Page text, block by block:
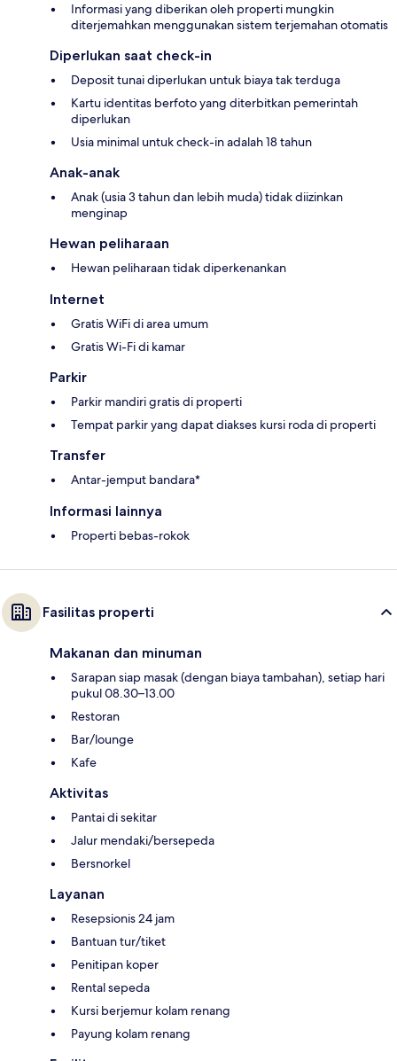
Informasi yang diberikan oleh properti mungkin
diterjemahkan menggunakan sistem terjemahan otomatis
Diperlukan saat check-in
Deposit tunai diperlukan untuk biaya tak terduga
Kartu identitas berfoto yang diterbitkan pemerintah
diperlukan
Usia minimal untuk check-in adalah 18 tahun
Anak-anak
Anak (usia 3 tahun dan lebih muda) tidak diizinkan
menginap
Hewan peliharaan
Hewan peliharaan tidak diperkenankan
Internet
Gratis WiFi di area umum
Gratis Wi-Fi di kamar
Parkir
Parkir mandiri gratis di properti
Tempat parkir yang dapat diakses kursi roda di properti
Transfer
Antar-jemput bandara*
Informasi lainnya
Properti bebas-rokok
Fasilitas properti
Makanan dan minuman
Sarapan siap masak (dengan biaya tambahan), setiap hari
pukul 08.30–13.00
Restoran
Bar/lounge
Kafe
Aktivitas
Pantai di sekitar
Jalur mendaki/bersepeda
Bersnorkel
Layanan
Resepsionis 24 jam
Bantuan tur/tiket
Penitipan koper
Rental sepeda
Kursi berjemur kolam renang
Payung kolam renang